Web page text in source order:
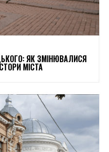
ЯК ЗМІНЮВАЛИСЯ
МІСТА